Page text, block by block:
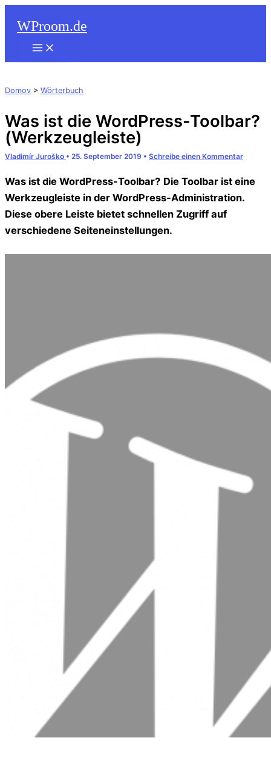
Inhalt
springen
WProom.de
Domov > Wörterbuch
Was ist die WordPress-Toolbar?
(Werkzeugleiste)
Vladimír Juroško • 25. September 2019 • Schreibe einen Kommentar
Was ist die WordPress-Toolbar? Die Toolbar ist eine
Werkzeugleiste in der WordPress-Administration.
Diese obere Leiste bietet schnellen Zugriff auf
verschiedene Seiteneinstellungen.